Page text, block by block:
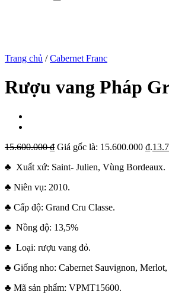
Trang chủ / Cabernet Franc
Rượu vang Pháp
15.600.000₫ Giá gốc là: 15.600.000 ₫.
♣ Xuất xứ: Saint- Julien, Vùng Bordeaux.
♣ Niên vụ: 2010.
♣ Cấp độ: Grand Cru Classe.
♣ Nồng độ: 13,5%
♣ Loại: rượu vang đỏ.
♣ Giống nho: Cabernet Sauvignon, Merlot,
♣ Mã sản phẩm: VPMT15600.